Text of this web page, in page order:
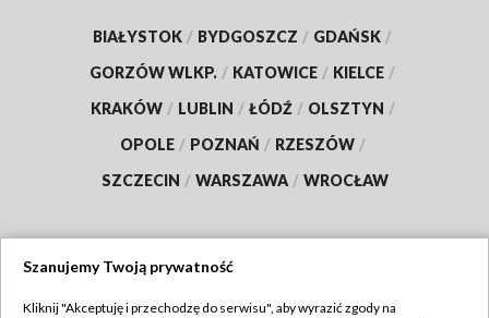
BIAŁYSTOK / BYDGOSZCZ / GDAŃSK /
GORZÓW WLKP. / KATOWICE / KIELCE /
KRAKÓW / LUBLIN / ŁÓDŹ / OLSZTYN /
OPOLE / POZNAŃ / RZESZÓW /
SZCZECIN / WARSZAWA / WROCŁAW
Szanujemy Twoją prywatność
Kliknij "Akceptuję i przechodzę do serwisu", aby wyrazić zgody na